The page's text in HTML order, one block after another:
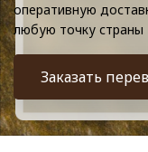
оперативную
любую точку страны
Заказать